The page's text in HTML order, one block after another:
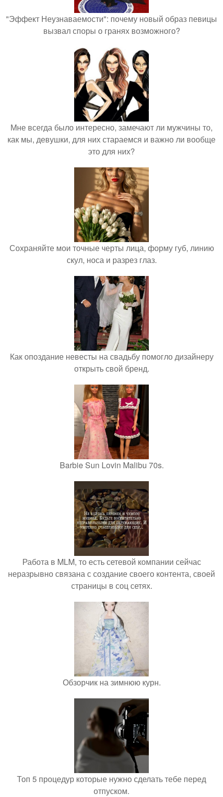
"Эффект Неузнаваемости": почему новый образ певицы
вызвал споры о гранях возможного?
Мне всегда было интересно, замечают ли мужчины то,
как мы, девушки, для них стараемся и важно ли вообще
это для них?
Сохраняйте мои точные черты лица, форму губ, линию
скул, носа и разрез глаз.
Как опоздание невесты на свадьбу помогло дизайнеру
открыть свой бренд.
Barbie Sun Lovin Malibu 70s.
Работа в MLM, то есть сетевой компании сейчас
неразрывно связана с создание своего контента, своей
страницы в соц сетях.
Обзорчик на зимнюю курн.
Топ 5 процедур которые нужно сделать тебе перед
отпуском.